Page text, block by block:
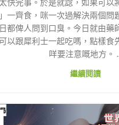
快完事。於是就諗，如果可以
一齊食，咪一次過解決兩個問
都俾人問到口臭。今日就由藥
以跟犀利士一起吃嗎，點樣食
咩要注意嘅地方。
繼續閱讀